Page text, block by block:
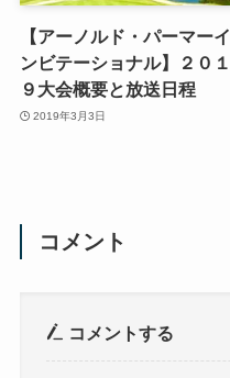
【アーノルド・パーマーイ
ンビテーショナル】２０１
９大会概要と放送日程
2019年3月3日
コメント
コメントする